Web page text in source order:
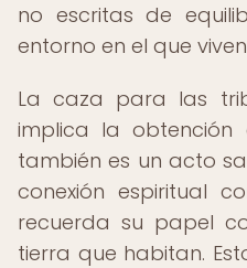
no escritas de
entorno en el que
La caza para las
implica la obtención
también es un acto
conexión espiritual
recuerda su papel
tierra que habitan.